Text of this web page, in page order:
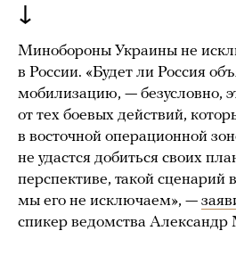
↓
Минобороны Украины не
в России. «Будет ли Россия
мобилизацию, — безусловно,
от тех боевых действий,
в восточной операционной
не удастся добиться своих
перспективе, такой сценарий
мы его не исключаем», —
спикер ведомства Александр